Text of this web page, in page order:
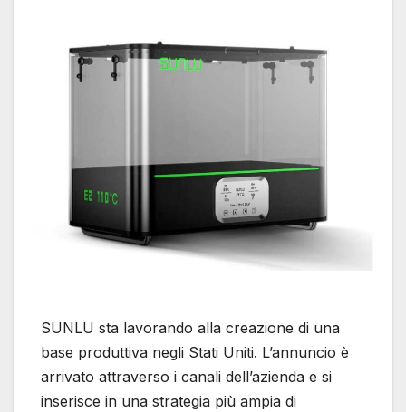
SUNLU sta lavorando alla creazione di una
base produttiva negli Stati Uniti. L’annuncio è
arrivato attraverso i canali dell’azienda e si
inserisce in una strategia più ampia di